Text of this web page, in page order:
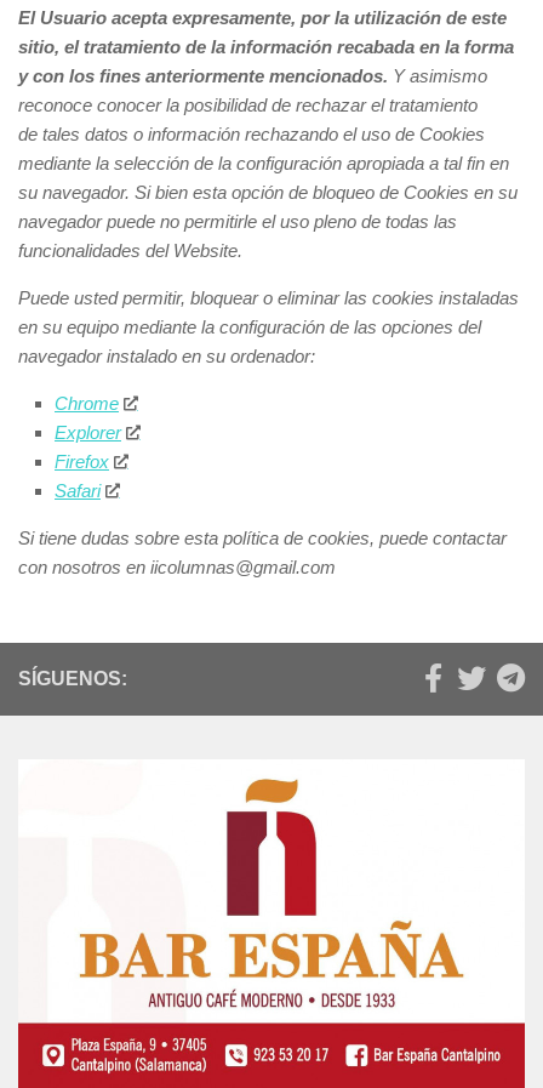
El Usuario acepta expresamente, por la utilización de este
sitio, el tratamiento de la información recabada en la forma
y con los fines anteriormente mencionados. Y asimismo
reconoce conocer la posibilidad de rechazar el tratamiento
de tales datos o información rechazando el uso de Cookies
mediante la selección de la configuración apropiada a tal fin en
su navegador. Si bien esta opción de bloqueo de Cookies en su
navegador puede no permitirle el uso pleno de todas las
funcionalidades del Website.
Puede usted permitir, bloquear o eliminar las cookies instaladas
en su equipo mediante la configuración de las opciones del
navegador instalado en su ordenador:
Chrome
Explorer
Firefox
Safari
Si tiene dudas sobre esta política de cookies, puede contactar
con nosotros en iicolumnas@gmail.com
SÍGUENOS: